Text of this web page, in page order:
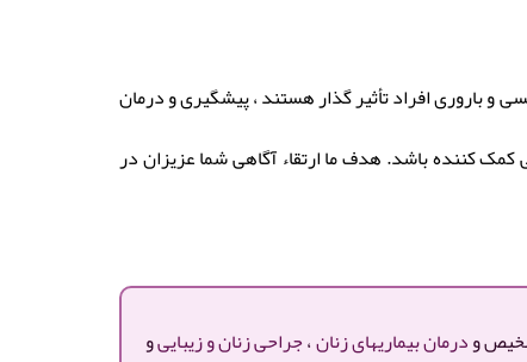
و باروری افراد تأثیر گذار هستند ، پیشگیری و درمان
کننده باشد. هدف ما ارتقاء آگاهی شما عزیزان در
ودرمان بیماریهای زنان،جراحی زنان و زیباییو